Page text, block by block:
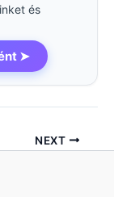
és
➤
NEXT